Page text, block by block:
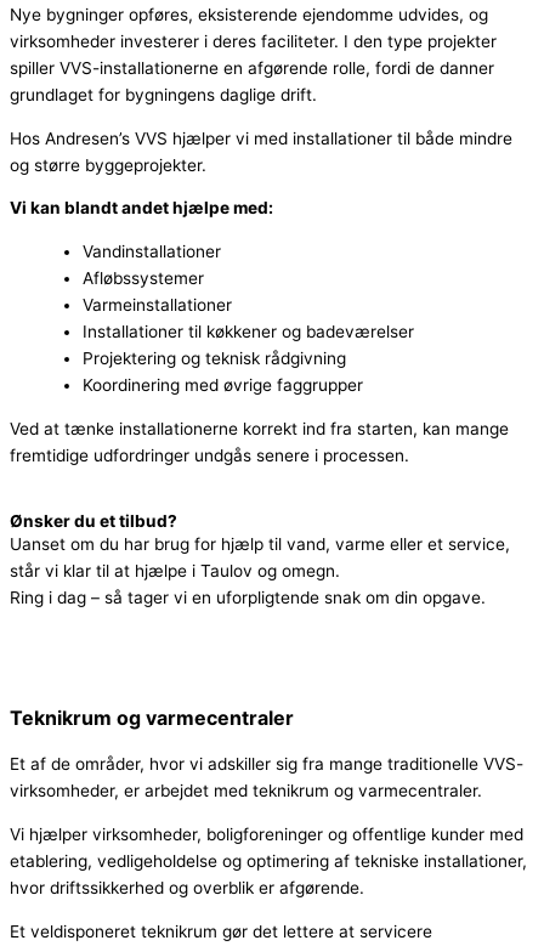
Nye bygninger opføres, eksisterende ejendomme udvides, og
virksomheder investerer i deres faciliteter. I den type projekter
spiller VVS-installationerne en afgørende rolle, fordi de danner
grundlaget for bygningens daglige drift.
Hos Andresen’s VVS hjælper vi med installationer til både mindre
og større byggeprojekter.
Vi kan blandt andet hjælpe med:
Vandinstallationer
Afløbssystemer
Varmeinstallationer
Installationer til køkkener og badeværelser
Projektering og teknisk rådgivning
Koordinering med øvrige faggrupper
Ved at tænke installationerne korrekt ind fra starten, kan mange
fremtidige udfordringer undgås senere i processen.
Ønsker du et tilbud?
Uanset om du har brug for hjælp til vand, varme eller et service,
står vi klar til at hjælpe i Taulov og omegn.
Ring i dag – så tager vi en uforpligtende snak om din opgave.
Teknikrum og varmecentraler
Et af de områder, hvor vi adskiller sig fra mange traditionelle VVS-
virksomheder, er arbejdet med teknikrum og varmecentraler.
Vi hjælper virksomheder, boligforeninger og offentlige kunder med
etablering, vedligeholdelse og optimering af tekniske installationer,
hvor driftssikkerhed og overblik er afgørende.
Et veldisponeret teknikrum gør det lettere at servicere